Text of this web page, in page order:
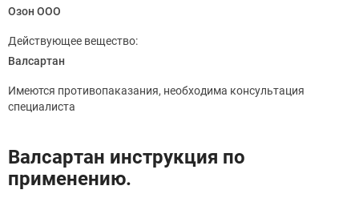
Озон ООО
Действующее вещество:
Валсартан
Имеются противопаказания, необходима консультация
специалиста
Валсартан инструкция по
применению.